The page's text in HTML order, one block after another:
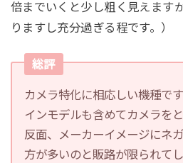
倍までいくと少し粗く見えます
りますし充分過ぎる程です。）
総評
カメラ特化に相応しい機種で
インモデルも含めてカメラを
反面、メーカーイメージにネ
方が多いのと販路が限られて